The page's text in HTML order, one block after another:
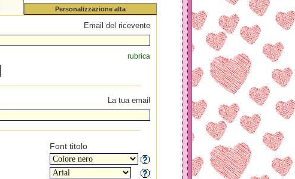
Personalizzazione alta
Email del ricevente
rubrica
La tua email
Font titolo